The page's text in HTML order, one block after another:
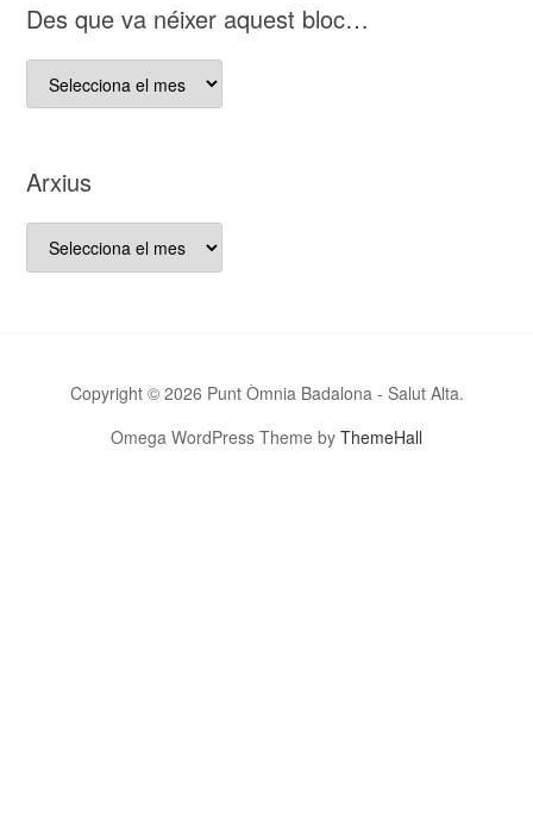
D es que va néixer aquest bloc…
D es
que
aquest
bloc…
Arxius
Arxius
Copyright © 2026 Punt Òmnia Badalona - Salut Alta.
Omega WordPress Theme by ThemeHall